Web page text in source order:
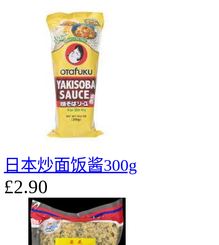
日本炒面饭酱300g
£2.90